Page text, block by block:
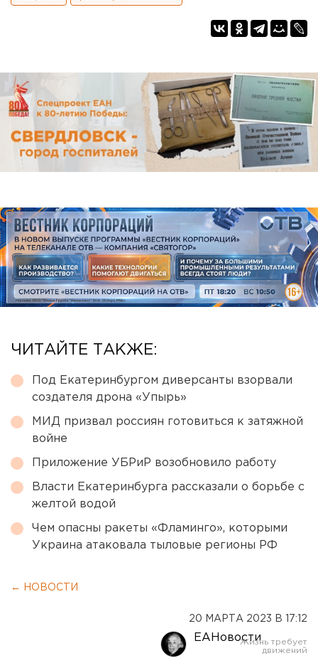
ЧИТАЙТЕ ТАКЖЕ:
Под Екатеринбургом диверсанты взорвали
создателя дрона «Упырь»
МИД призвал россиян готовиться к затяжной
войне
Приложение УБРиР возобновило работу
Власти Екатеринбурга рассказали о борьбе с
желтой водой
Чем опасны ракеты «Фламинго», которыми
Украина атаковала тыловые регионы РФ
← НОВОСТИ
20 МАРТА 2023 В 17:12
ЕАНовости